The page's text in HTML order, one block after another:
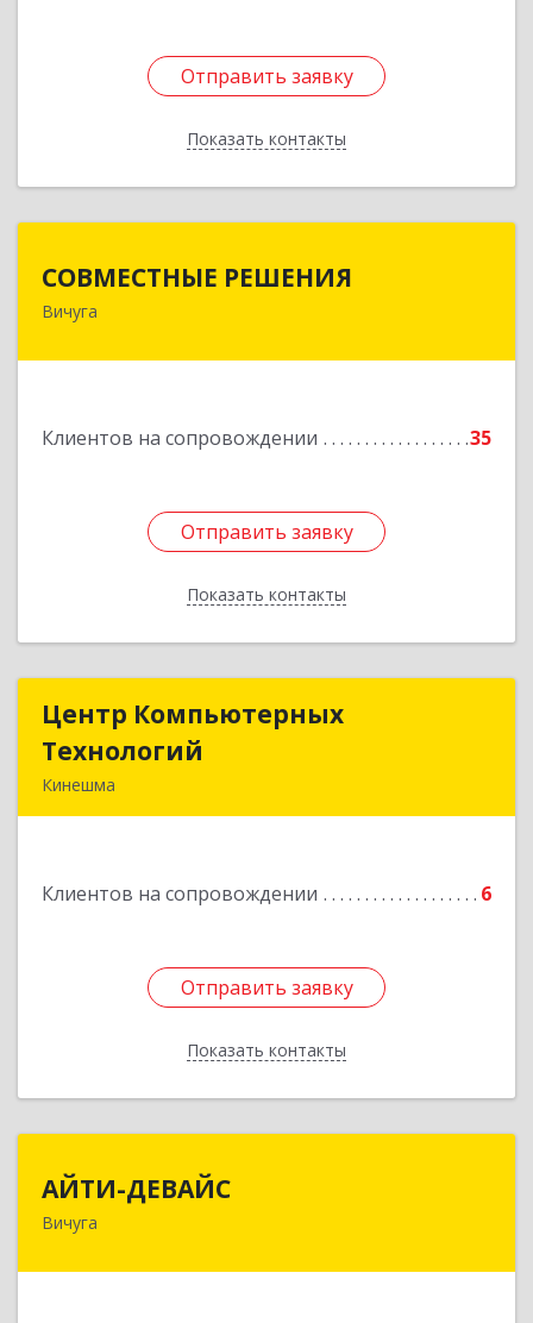
Отправить заявку
Показать контакты
Отправить заявку
Назад
СОВМЕСТНЫЕ РЕШЕНИЯ
Вичуга
Клиентов на сопровождении 35
Отправить заявку
Показать контакты
155331, Ивановская обл, Вичугский р-н, Вичуга
Отправить заявку
Назад
Центр Компьютерных
Технологий
Кинешма
Клиентов на сопровождении 6
Отправить заявку
Показать контакты
Центр Компьютерных
Подробнее
Отправить заявку
Назад
АЙТИ-ДЕВАЙС
Вичуга155334, Ивановская обл, г.о. Вичуга, Вичуга г,